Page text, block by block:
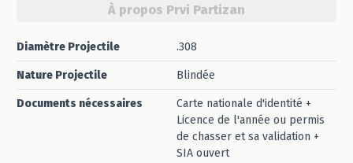
À propos Prvi Partizan
Diamètre Projectile .308
Nature Projectile Blindée
Documents nécessaires
Carte nationale d'identité +
Licence de l'année ou permis
de chasser et sa validation +
SIA ouvert